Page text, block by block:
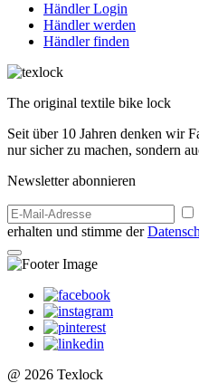
Händler Login
Händler werden
Händler finden
The original textile bike lock
Seit über 10 Jahren denken wir
nur sicher zu machen, sondern
Newsletter abonnieren
erhalten und stimme der
@ 2026 Texlock